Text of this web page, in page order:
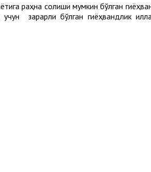
раҳна солиши мумкин бўлган
зарарли бўлган гиёҳвандлик